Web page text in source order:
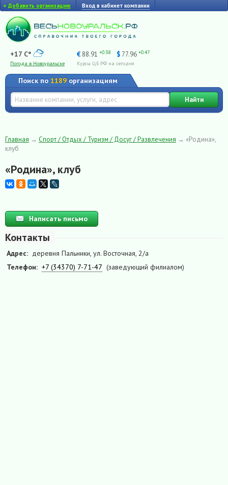
+ Добавить организацию Вход в кабинет компании
+17 C°
Погода в Новоуральске
€ 88.91 +0.38 $ 77.96 +0.47
Курсы ЦБ РФ на сегодня
Поиск по 1189 организациям
Найти
Главная → Спорт / Отдых / Туризм / Досуг / Развлечения → «Родина»,
клуб
«Родина», клуб
Написать письмо
Контакты
Адрес: деревня Пальники, ул. Восточная, 2/а
Телефон: +7 (34370) 7-71-47 (заведующий филиалом)